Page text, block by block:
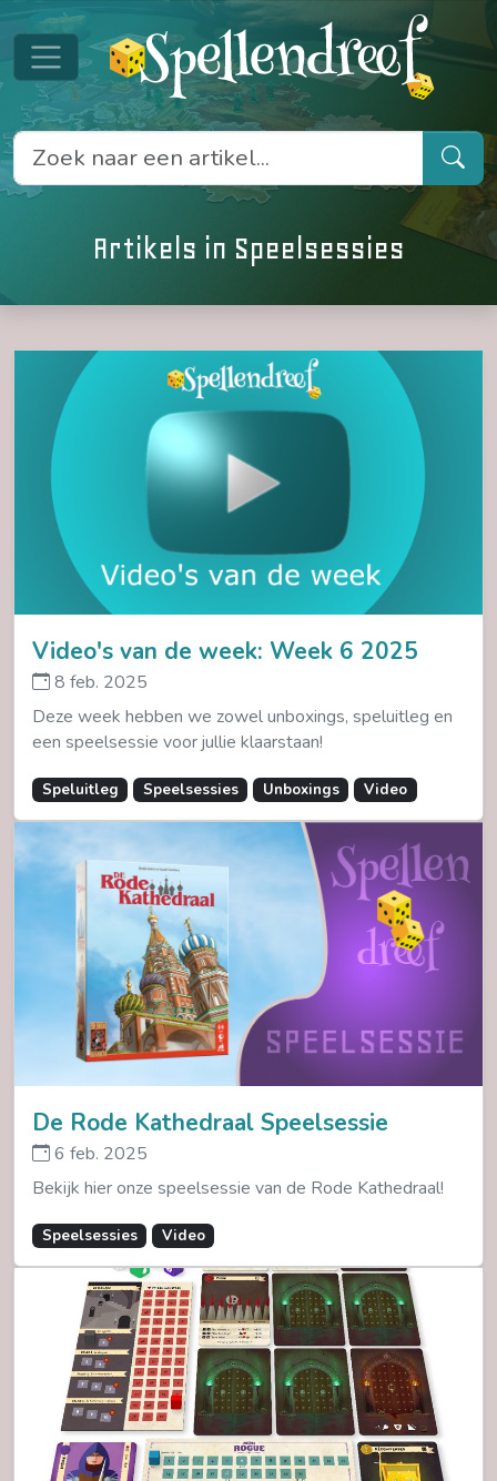
Artikels in Speelsessies
Video's van de week: Week 6 2025
8 feb. 2025
Deze week hebben we zowel unboxings, speluitleg en
een speelsessie voor jullie klaarstaan!
Speluitleg Speelsessies Unboxings Video
De Rode Kathedraal Speelsessie
6 feb. 2025
Bekijk hier onze speelsessie van de Rode Kathedraal!
Speelsessies Video